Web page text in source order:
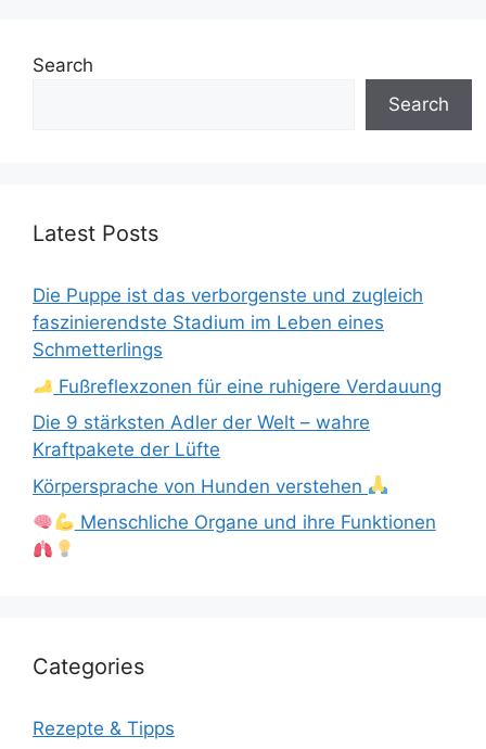
Search
Search
Latest Posts
Die Puppe ist das verborgenste und zugleich
faszinierendste Stadium im Leben eines
Schmetterlings
Fußreflexzonen für eine ruhigere Verdauung
Die 9 stärksten Adler der Welt – wahre
Kraftpakete der Lüfte
Körpersprache von Hunden verstehen
Menschliche Organe und ihre Funktionen
Categories
Rezepte & Tipps